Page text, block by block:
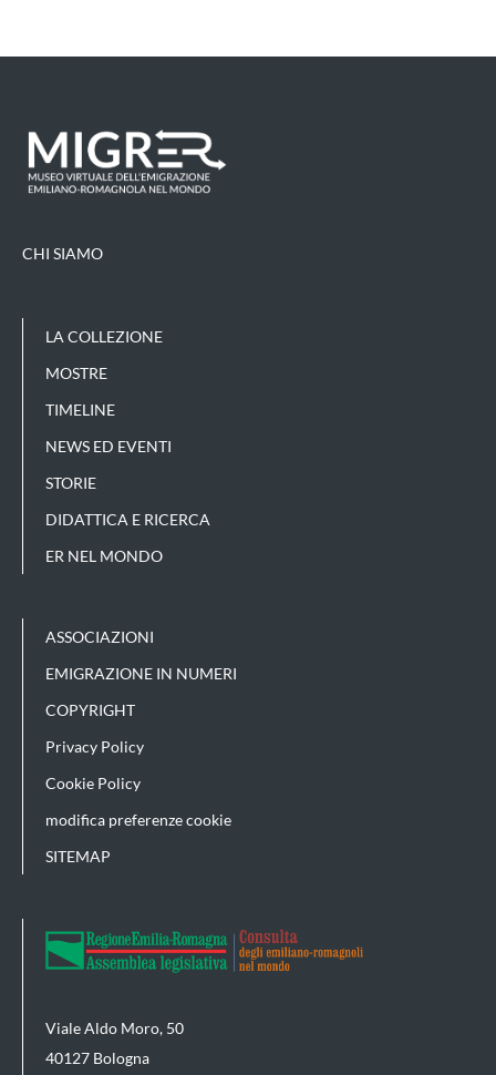
CHI SIAMO
LA COLLEZIONE
MOSTRE
TIMELINE
NEWS ED EVENTI
STORIE
DIDATTICA E RICERCA
ER NEL MONDO
ASSOCIAZIONI
EMIGRAZIONE IN NUMERI
COPYRIGHT
Privacy Policy
Cookie Policy
modifica preferenze cookie
SITEMAP
Viale Aldo Moro, 50
40127 Bologna